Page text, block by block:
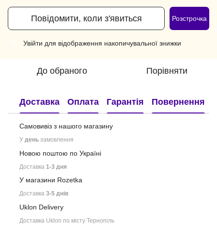
Повідомити, коли з'явиться Розстрочка
Увійти для відображення накопичувальної знижки
До обраного Порівняти
Доставка Оплата Гарантія Повернення
Самовивіз з нашого магазину
У день замовлення
Новою поштою по Україні
Доставка 1-3 дня
У магазини Rozetka
Доставка 3-5 днів
Uklon Delivery
Доставка Uklon по місту Тернопіль